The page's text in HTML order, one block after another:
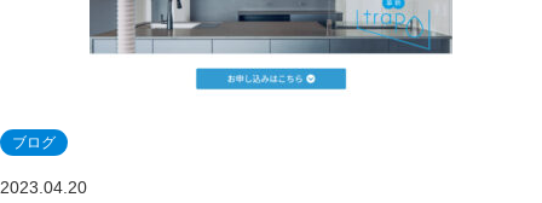
ブログ
2023.04.20